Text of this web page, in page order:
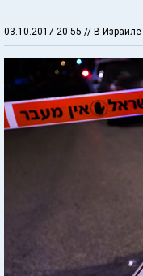
03.10.2017 20:55 // В Израиле